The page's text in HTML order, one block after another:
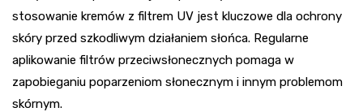
stosowanie kremów z filtrem UV jest kluczowe dla ochrony
skóry przed szkodliwym działaniem słońca. Regularne
aplikowanie filtrów przeciwsłonecznych pomaga w
zapobieganiu poparzeniom słonecznym i innym problemom
skórnym.